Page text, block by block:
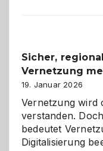
ein
Alaaf!
Sicher,
Vernetzung
19. Januar 2026
Vernetzung wird
verstanden.
bedeutet
Digitalisierung